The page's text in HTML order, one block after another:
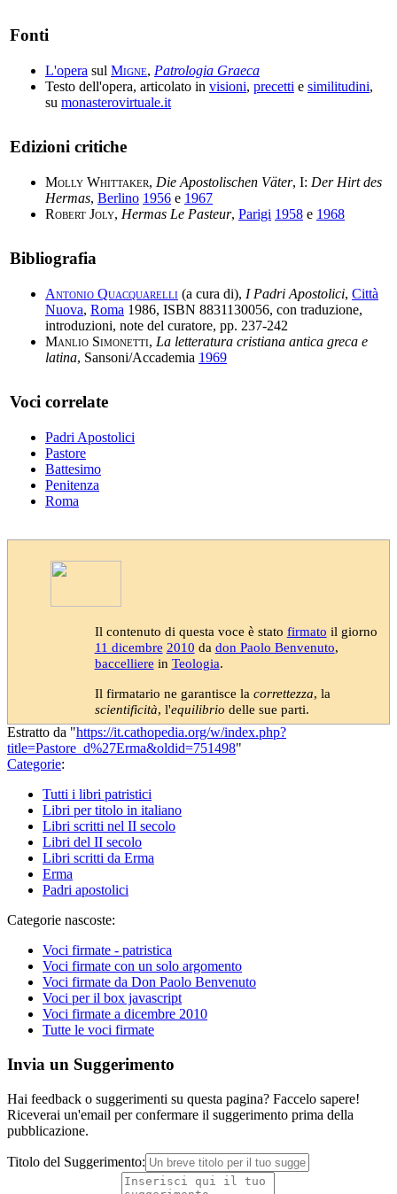
Fonti
L'opera sul Migne, Patrologia Graeca
Testo dell'opera, articolato in visioni, precetti e similitudini,
su monasterovirtuale.it
Edizioni critiche
Molly Whittaker, Die Apostolischen Väter, I: Der Hirt des
Hermas, Berlino 1956 e 1967
Robert Joly, Hermas Le Pasteur, Parigi 1958 e 1968
Bibliografia
Antonio Quacquarelli (a cura di), I Padri Apostolici, Città
Nuova, Roma 1986, ISBN 8831130056, con traduzione,
introduzioni, note del curatore, pp. 237-242
Manlio Simonetti, La letteratura cristiana antica greca e
latina, Sansoni/Accademia 1969
Voci correlate
Padri Apostolici
Pastore
Battesimo
Penitenza
Roma
Il contenuto di questa voce è stato firmato il giorno
11 dicembre 2010 da don Paolo Benvenuto,
baccelliere in Teologia.
Il firmatario ne garantisce la correttezza, la
scientificità, l'equilibrio delle sue parti.
Estratto da "https://it.cathopedia.org/w/index.php?
title=Pastore_d%27Erma&oldid=751498"
Categorie:
Tutti i libri patristici
Libri per titolo in italiano
Libri scritti nel II secolo
Libri del II secolo
Libri scritti da Erma
Erma
Padri apostolici
Categorie nascoste:
Voci firmate - patristica
Voci firmate con un solo argomento
Voci firmate da Don Paolo Benvenuto
Voci per il box javascript
Voci firmate a dicembre 2010
Tutte le voci firmate
Invia un Suggerimento
Hai feedback o suggerimenti su questa pagina? Faccelo sapere!
Riceverai un'email per confermare il suggerimento prima della
pubblicazione.
Titolo del Suggerimento: